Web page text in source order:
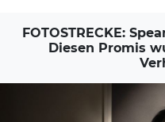
FOTOSTRECKE:
Diesen Promis